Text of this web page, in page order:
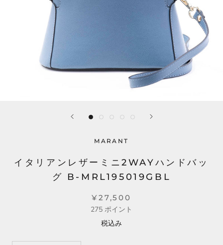
MARANT
イタリアンレザーミニ2WAYハンドバッ
グ B-MRL195019GBL
¥27,500
275 ポイント
税込み